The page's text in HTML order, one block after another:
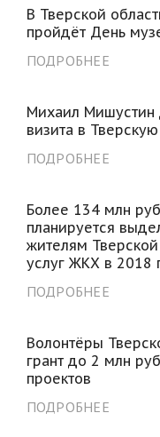
В Тверской
пройдёт День
ПОДРОБНЕЕ
Михаил Мишустин
визита в
ПОДРОБНЕЕ
Более 134 млн
планируется
жителям
услуг ЖКХ в 2018
ПОДРОБНЕЕ
Волонтёры
грант до 2 млн
проектов
ПОДРОБНЕЕ